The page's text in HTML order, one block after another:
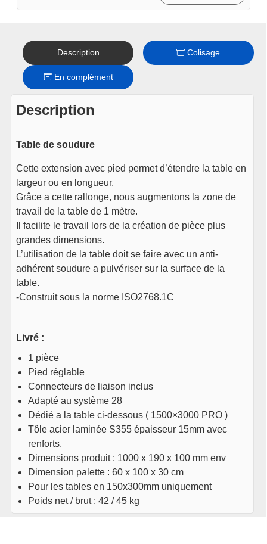
Description Colisage
En complément
Description
Table de soudure
Cette extension avec pied permet d’étendre la table en
largeur ou en longueur.
Grâce a cette rallonge, nous augmentons la zone de
travail de la table de 1 mètre.
Il facilite le travail lors de la création de pièce plus
grandes dimensions.
L’utilisation de la table doit se faire avec un anti-
adhérent soudure a pulvériser sur la surface de la
table.
-Construit sous la norme ISO2768.1C
Livré :
1 pièce
Pied réglable
Connecteurs de liaison inclus
Adapté au système 28
Dédié a la table ci-dessous ( 1500×3000 PRO )
Tôle acier laminée S355 épaisseur 15mm avec
renforts.
Dimensions produit : 1000 x 190 x 100 mm env
Dimension palette : 60 x 100 x 30 cm
Pour les tables en 150x300mm uniquement
Poids net / brut : 42 / 45 kg